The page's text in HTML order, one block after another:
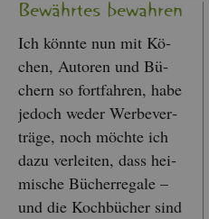
Be­währ­tes be­wah­ren
Ich könn­te nun mit Kö­
chen, Au­to­ren und Bü­
chern so fort­fah­ren, habe
je­doch weder Wer­be­ver­
trä­ge, noch möch­te ich
dazu ver­lei­ten, dass hei­
mi­sche Bü­cher­re­ga­le –
und die Koch­bü­cher sind